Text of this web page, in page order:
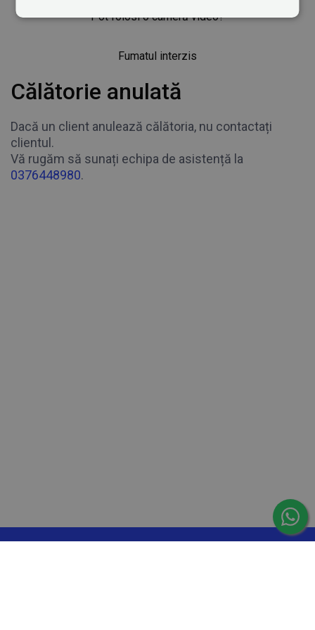
Pot folosi o cameră video?
Fumatul interzis
Călătorie anulată
Dacă un client anulează călătoria, nu contactați
clientul.
Vă rugăm să sunați echipa de asistență la
0376448980.